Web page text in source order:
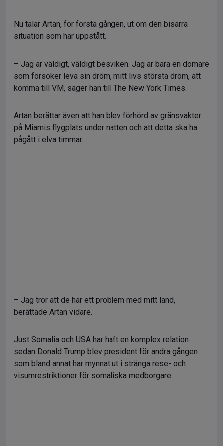
Nu talar Artan, för första gången, ut om den bisarra
situation som har uppstått.
– Jag är väldigt, väldigt besviken. Jag är bara en domare
som försöker leva sin dröm, mitt livs största dröm, att
komma till VM, säger han till The New York Times.
Artan berättar även att han blev förhörd av gränsvakter
på Miamis flygplats under natten och att detta ska ha
pågått i elva timmar.
– Jag tror att de har ett problem med mitt land,
berättade Artan vidare.
Just Somalia och USA har haft en komplex relation
sedan Donald Trump blev president för andra gången
som bland annat har mynnat ut i stränga rese- och
visumrestriktioner för somaliska medborgare.